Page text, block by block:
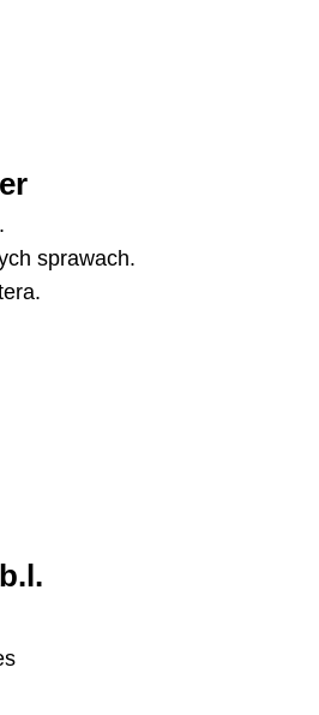
sprawach.